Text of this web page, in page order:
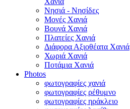
Νησιά - Νησίδες
Μονές Χανιά
Βουνά Χανιά
Πλατείες Χανιά
Διάφορα Αξιοθέατα Χανιά
Χωριά Χανιά
Ποτάμια Χανιά
Photos
φωτογραφίες χανιά
φωτογραφίες ρέθυμνο
φωτογραφίες ηράκλειο